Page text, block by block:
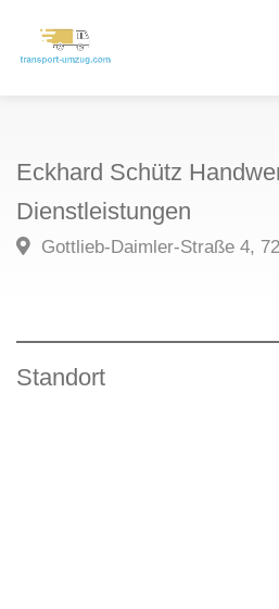
Eckhard Schütz
Dienstleistungen
Gottlieb-Daimler-Straße 4,
Standort